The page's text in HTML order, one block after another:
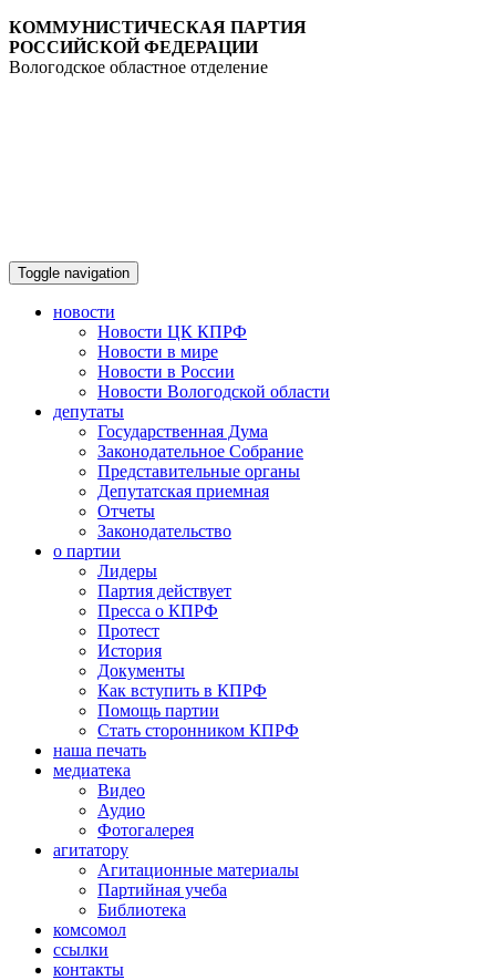
КОММУНИСТИЧЕСКАЯ ПАРТИЯ
РОССИЙСКОЙ ФЕДЕРАЦИИ
Вологодское областное отделение
Toggle navigation
новости
Новости ЦК КПРФ
Новости в мире
Новости в России
Новости Вологодской области
депутаты
Государственная Дума
Законодательное Собрание
Представительные органы
Депутатская приемная
Отчеты
Законодательство
о партии
Лидеры
Партия действует
Пресса о КПРФ
Протест
История
Документы
Как вступить в КПРФ
Помощь партии
Стать сторонником КПРФ
наша печать
медиатека
Видео
Аудио
Фотогалерея
агитатору
Агитационные материалы
Партийная учеба
Библиотека
комсомол
ссылки
контакты